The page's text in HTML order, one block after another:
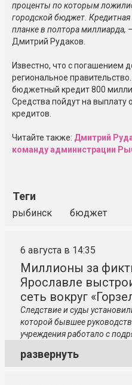
проценты по которым
городской бюджет. Кредитная
планке в полтора миллиарда,
Дмитрий Рудаков.
Известно, что с погашением
региональное
бюджетный кредит 800
Средства пойдут на выплату
кредитов.
Читайте также: Дмитрий
команду администрации
Теги
рыбинск бюджет
6 августа в 14:35
Миллионы за
Ярославле
сеть вокруг
Следствие и суды
которой бывшее
учреждения работало с
развернуть